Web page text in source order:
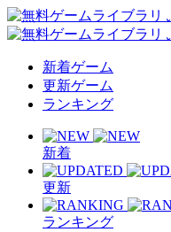
新着ゲーム
更新ゲーム
ランキング
新着
更新
ランキング